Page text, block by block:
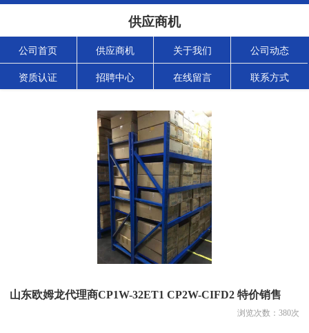
供应商机
公司首页 供应商机 关于我们 公司动态
资质认证 招聘中心 在线留言 联系方式
山东欧姆龙代理商CP1W-32ET1 CP2W-CIFD2 特价销售
浏览次数： 380次